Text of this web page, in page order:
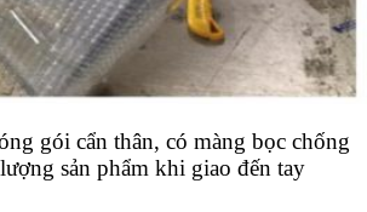
gói cẩn thân, có màng bọc chống
sản phẩm khi giao đến tay